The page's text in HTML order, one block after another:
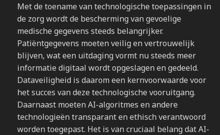
Met de toename van technologische toepassingen in
de zorg wordt de bescherming van gevoelige
medische gegevens steeds belangrijker.
Patiëntgegevens moeten veilig en vertrouwelijk
blijven, wat een uitdaging vormt nu steeds meer
informatie digitaal wordt opgeslagen en gedeeld.
Dataveiligheid is daarom een kernvoorwaarde voor
het succes van deze technologische vooruitgang.
Daarnaast moeten AI-algoritmes en andere
technologieën transparant en ethisch verantwoord
worden toegepast. Het is van cruciaal belang dat AI-